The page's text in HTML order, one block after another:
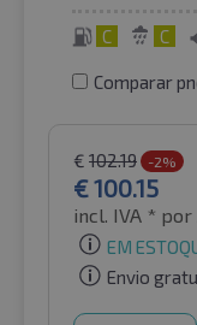
C C
Comparar
€ 102.19 -2%
€100.15
incl. IVA * por
EM
Envio